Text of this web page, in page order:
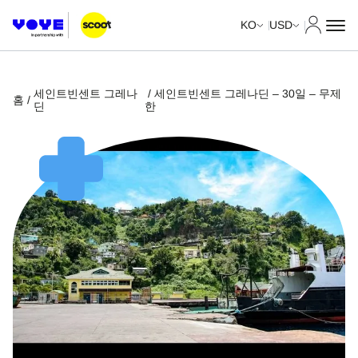
KO USD
홈 / 세인트빈센트 그레나
딘
/ 세인트빈센트 그레나딘 – 30일 – 무제
한